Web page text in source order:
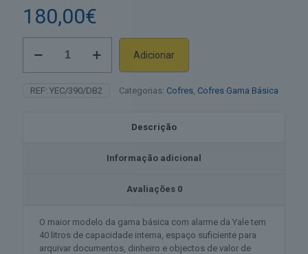
180,00€
com
Adicionar
Alternative:
REF: YEC/390/DB2 Categorias: Cofres Cofres Gama Básica
Descrição
Informação adicional
Avaliações 0
O maior modelo da gama básica com alarme da Yale tem
40 litros de capacidade interna, espaço suficiente para
arquivar documentos, dinheiro e objectos de valor de